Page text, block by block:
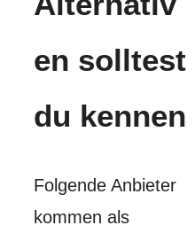
en solltest
du kennen
Folgende Anbieter
kommen als